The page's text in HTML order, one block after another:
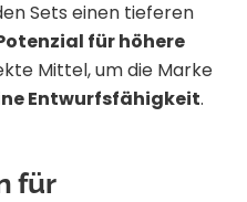
Sets einen tieferen
für höhere
Mittel, um die Marke
Entwurfsfähigkeit.
für